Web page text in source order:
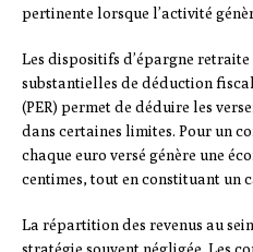
pertinente lorsque l’activité
Les dispositifs d’épargne
substantielles de déduction
(PER) permet de déduire les
dans certaines limites. Pour un
chaque euro versé génère une
centimes, tout en constituant un
La répartition des revenus au